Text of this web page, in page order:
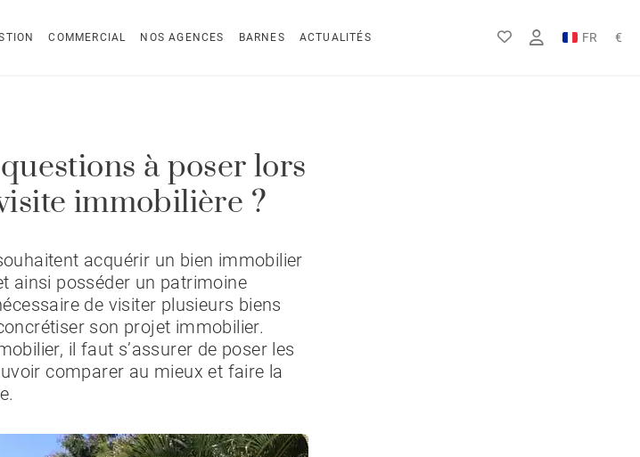
COMMERCIAL NOS AGENCES BARNES ACTUALITÉS FR
EN
€
Rs
à poser lors
immobilière ?
acquérir un bien immobilier
ainsi posséder un patrimoine
de visiter plusieurs biens
son projet immobilier.
il faut s’assurer de poser les
comparer au mieux et faire la